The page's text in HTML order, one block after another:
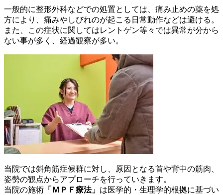
一般的に整形外科などでの処置としては、痛み止めの薬を処
方により、痛みやしびれのが起こる日常動作などは避ける。
また、この症状に関してはレントゲン等々では異常が分から
ない事が多く、経過観察が多い。
当院では斜角筋症候群に対し、原因となる首や背中の筋肉、
姿勢の観点からアプローチを行っていきます。
当院の施術 「ＭＰＦ療法」 は医学的・生理学的根拠に基づい